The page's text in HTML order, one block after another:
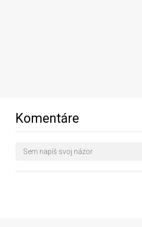
Komentáre